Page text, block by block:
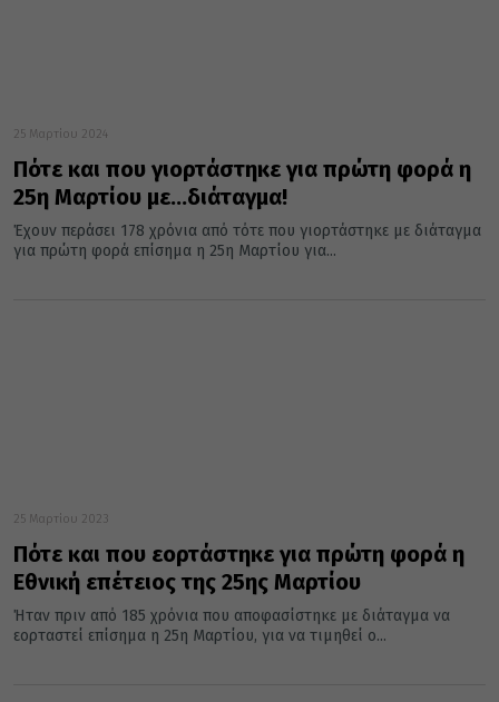
25 Μαρτίου 2024
Πότε και που γιορτάστηκε για πρώτη φορά η
25η Μαρτίου με…διάταγμα!
Έχουν περάσει 178 χρόνια από τότε που γιορτάστηκε με διάταγμα
για πρώτη φορά επίσημα η 25η Μαρτίου για...
25 Μαρτίου 2023
Πότε και που εορτάστηκε για πρώτη φορά η
Εθνική επέτειος της 25ης Μαρτίου
Ήταν πριν από 185 χρόνια που αποφασίστηκε με διάταγμα να
εορταστεί επίσημα η 25η Μαρτίου, για να τιμηθεί ο...